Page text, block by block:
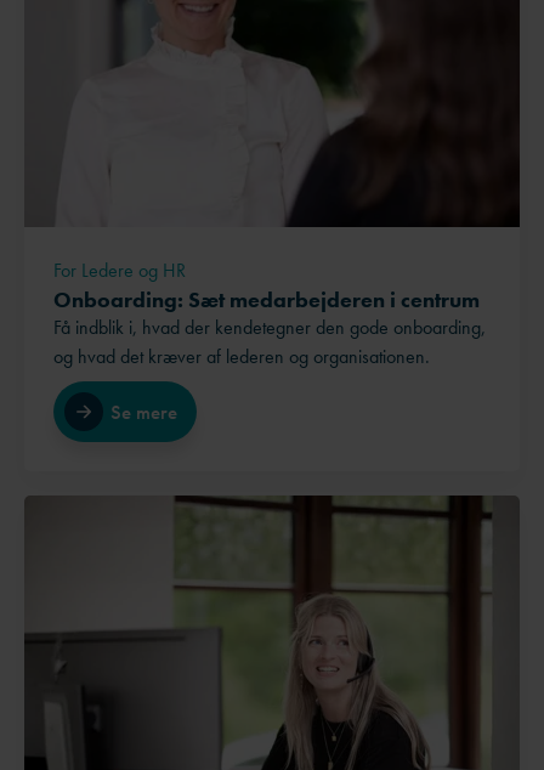
For Ledere og HR
Onboarding: Sæt medarbejderen i centrum
Få indblik i, hvad der kendetegner den gode onboarding,
og hvad det kræver af lederen og organisationen.
Se mere